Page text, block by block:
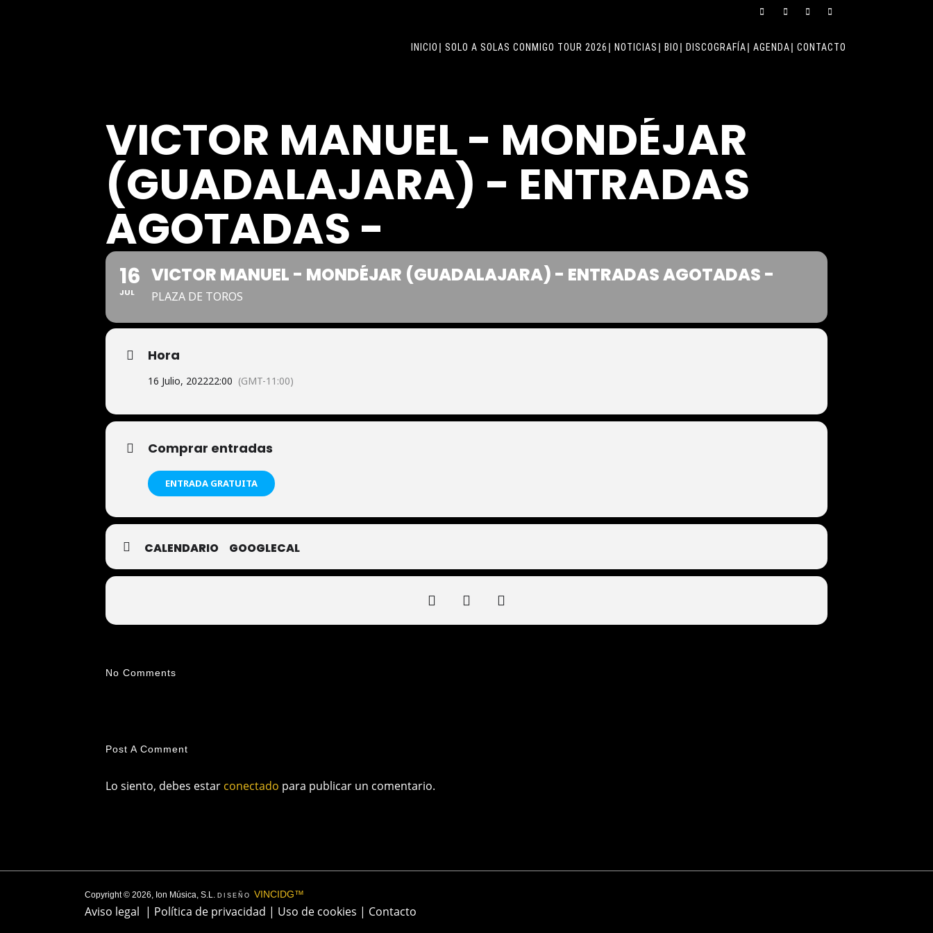
INICIO SOLO A SOLAS CONMIGO TOUR 2026 NOTICIAS BIO DISCOGRAFÍA AGENDA CONTACTO
VICTOR MANUEL - MONDÉJAR
(GUADALAJARA) - ENTRADAS
AGOTADAS -
16
JUL
VICTOR MANUEL - MONDÉJAR (GUADALAJARA) - ENTRADAS AGOTADAS -
PLAZA DE TOROS
Hora
16 Julio, 202222:00 (GMT-11:00)
Comprar entradas
ENTRADA GRATUITA
CALENDARIO GOOGLECAL
No Comments
Post A Comment
Lo siento, debes estar conectado para publicar un comentario.
Copyright © 2026, Ion Música, S.L. DISEÑO VINCIDG™
Aviso legal | Política de privacidad | Uso de cookies | Contacto